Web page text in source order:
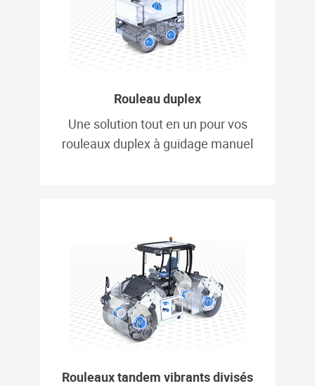
Rouleau duplex
Une solution tout en un pour vos
rouleaux duplex à guidage manuel
Rouleaux tandem vibrants divisés